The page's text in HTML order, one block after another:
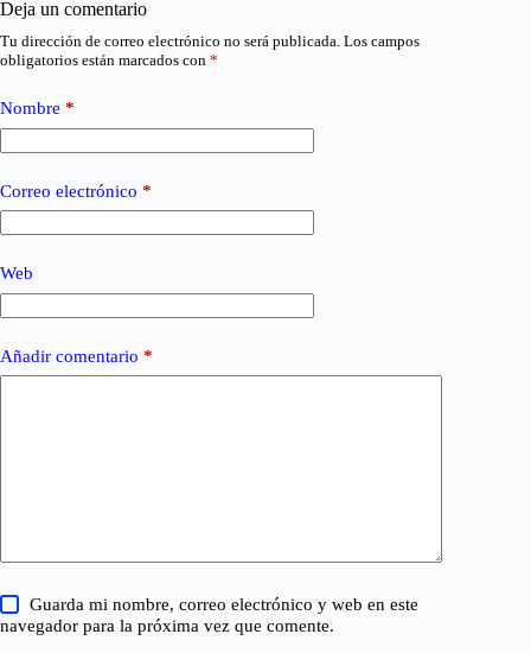
Deja un comentario
Tu dirección de correo electrónico no será publicada. Los campos
obligatorios están marcados con *
Nombre *
Correo electrónico *
Web
Añadir comentario *
Guarda mi nombre, correo electrónico y web en este
navegador para la próxima vez que comente.